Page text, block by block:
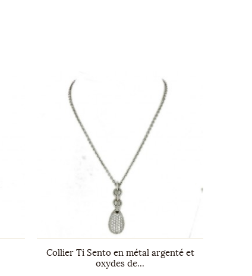
Collier Ti Sento en métal argenté et
oxydes de...